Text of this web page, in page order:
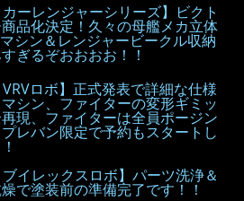
カーレンジャーシリーズ】ビクト
品化決定！久々の母艦メカ立体
シン＆レンジャービークル収納
ぎるぞおおおお！！
VRVロボ】正式発表で詳細な仕様
シン、ファイターの変形ギミッ
現、ファイターは全員ポージン
レバン限定で予約もスタートし
ブイレックスロボ】パーツ洗浄＆
で塗装前の準備完了です！！